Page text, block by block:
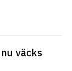
väcks